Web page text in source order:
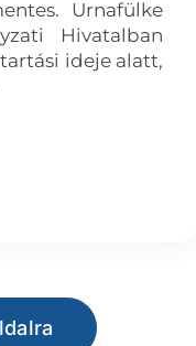
Urnafülke
Hivatalban
ideje alatt,